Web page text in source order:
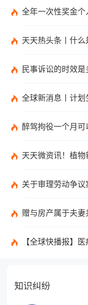
全年一次性奖金个人所得税计算方
天天热头条丨什么是基金投资
民事诉讼的时效是多长判决？
全球新消息丨计划生育证明怎么
醉驾拘役一个月可以探视
天天微资讯！植物新品种权如何
关于审理劳动争议案件的指导意见是
赠与房产属于夫妻共同财产
【全球快播报】医疗事故具体赔偿数
知识纠纷